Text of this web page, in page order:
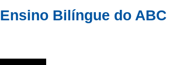
Ensino Bilíngue do ABC